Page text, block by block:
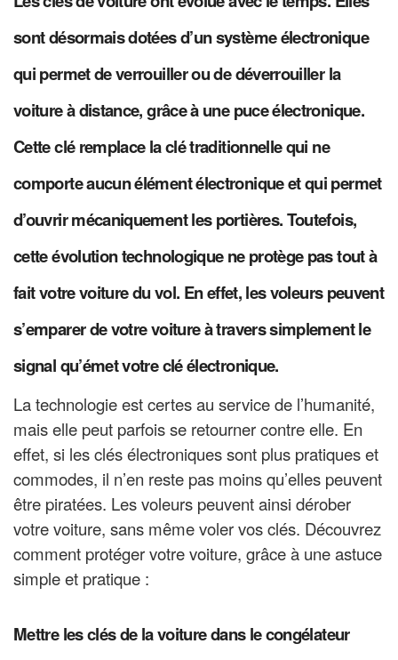
sont désormais dotées d’un système électronique
qui permet de verrouiller ou de déverrouiller la
voiture à distance, grâce à une puce électronique.
Cette clé remplace la clé traditionnelle qui ne
comporte aucun élément électronique et qui permet
d’ouvrir mécaniquement les portières. Toutefois,
cette évolution technologique ne protège pas tout à
fait votre voiture du vol. En effet, les voleurs peuvent
s’emparer de votre voiture à travers simplement le
signal qu’émet votre clé électronique.
La technologie est certes au service de l’humanité,
mais elle peut parfois se retourner contre elle. En
effet, si les clés électroniques sont plus pratiques et
commodes, il n’en reste pas moins qu’elles peuvent
être piratées. Les voleurs peuvent ainsi dérober
votre voiture, sans même voler vos clés. Découvrez
comment protéger votre voiture, grâce à une astuce
simple et pratique :
Mettre les clés de la voiture dans le congélateur